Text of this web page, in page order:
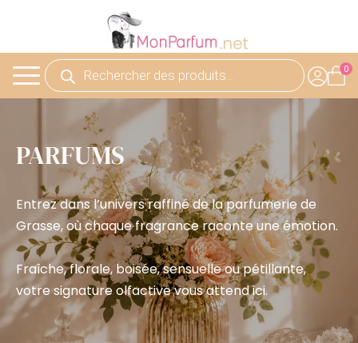
Recherche
de
produits
PARFUMS
Entrez dans l’univers raffiné de la parfumerie de
Grasse, où chaque fragrance raconte une émotion.
Fraîche, florale, boisée, sensuelle ou pétillante,
votre signature olfactive vous attend ici.